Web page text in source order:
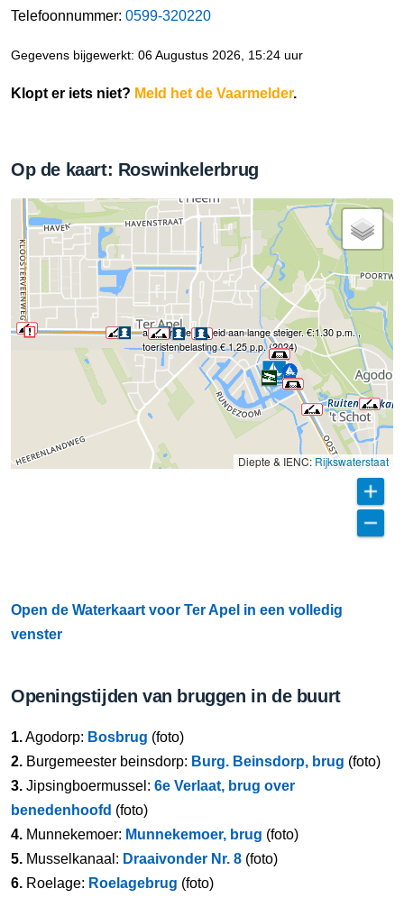
Telefoonnummer: 0599-320220
Gegevens bijgewerkt: 06 Augustus 2026, 15:24 uur
Klopt er iets niet? Meld het de Vaarmelder.
Op de kaart: Roswinkelerbrug
afmeergelegenheid aan lange steiger. €:1.30 p.m. ,
toeristenbelasting € 1,25 p.p. (2024)
Diepte & IENC: Rijkswaterstaat
Open de Waterkaart voor Ter Apel in een volledig
venster
Openingstijden van bruggen in de buurt
1.Agodorp: Bosbrug (foto)
2. Burgemeester beinsdorp: Burg. Beinsdorp, brug (foto)
3. Jipsingboermussel: 6e Verlaat, brug over
benedenhoofd (foto)
4. Munnekemoer: Munnekemoer, brug (foto)
5. Musselkanaal: Draaivonder Nr. 8 (foto)
6. Roelage: Roelagebrug (foto)